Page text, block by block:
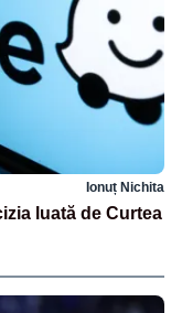
Ionuț Nichita
luată de Curtea